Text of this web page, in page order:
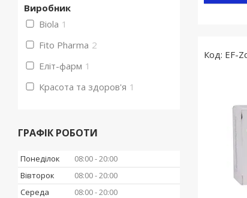
EF-
Виробник
Biola 1
Fito Pharma 2
Еліт-фарм 1
Красота та здоров'я 1
ГРАФІК РОБОТИ
Понеділок 08:00 20:00
Вівторок
08:00 20:00
Середа
08:00 20:00